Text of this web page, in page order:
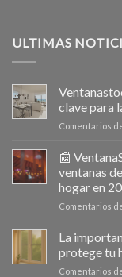
ULTIMAS
clave para
Comentarios
📰
ventanas
hogar en
Comentarios
La
protege tu
Comentarios